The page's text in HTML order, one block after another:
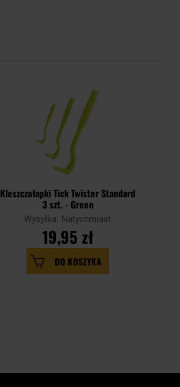
Kleszczołapki Tick Twister Standard
3 szt. - Green
Wysyłka: Natychmiast
19,95 zł
DO KOSZYKA